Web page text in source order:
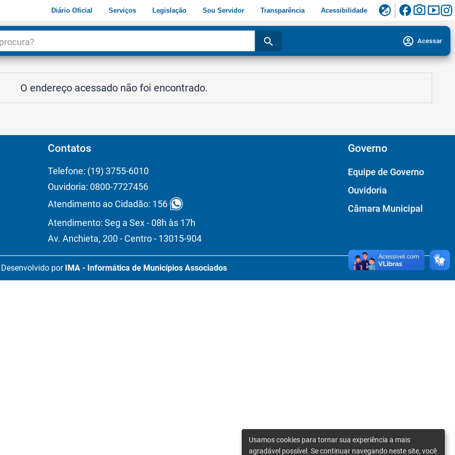
Diário Oficial Serviços Legislação Sou Servidor Transparência Acessibilidade flaky facebookphoto_camerasmart_display
search account_circle Acessar
O endereço acessado não foi encontrado.
Contatos
Telefone: (19) 3755-6010
Ouvidoria: 0800-7727456
Atendimento ao Cidadão: 156
Atendimento: Seg a Sex - 08h às 17h
Av. Anchieta, 200 - Centro - 13015-904
Governo
Equipe de Governo
Ouvidoria
Câmara Municipal
Desenvolvido por IMA - Informática de Municípios Associados
Usamos cookies para tornar sua experiência a mais
agradável possível. Se continuar navegando neste site, você